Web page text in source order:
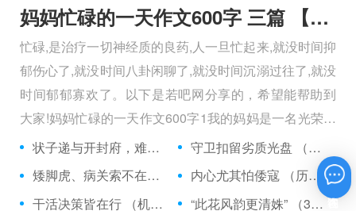
妈妈忙碌的一天作文600字 三篇 【600字】
忙碌,是治疗一切神经质的良药,人一旦忙起来,就没时间抑
郁伤心了,就没时间八卦闲聊了,就没时间沉溺过往了,就没
时间郁郁寡欢了。以下是若吧网分享的，希望能帮助到
大家!妈妈忙碌的一天作文600字1我的妈妈是一名光荣的
人民警察，她总有做不完的事情。
状子递与开封府，难忍怒气心中生 （5字口语）
守卫扣留劣质光盘 （5字常言）
矮脚虎、病关索不在，智多星、行者前往此处 （七字俗语）
内心尤其怕倭寇 （历法用语一卷帘）
干活决策皆在行 （机构简称二）
“此花风韵更清姝” （3字手机品牌）